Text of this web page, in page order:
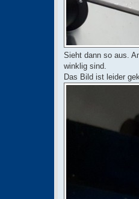
Sieht dann so aus.
winklig sind.
Das Bild ist leider